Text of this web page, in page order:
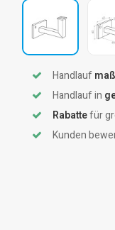
Handlauf
Handlauf in
Rabattefür
Kunden